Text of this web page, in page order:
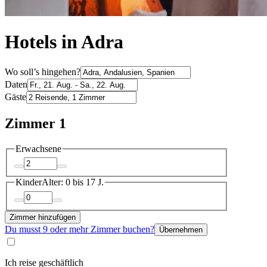
Hotels in Adra
Wo soll’s hingehen?
Daten
Gäste
Zimmer 1
Erwachsene
KinderAlter: 0 bis 17 J.
Zimmer hinzufügen
Du musst 9 oder mehr Zimmer buchen? Übernehmen
Ich reise geschäftlich